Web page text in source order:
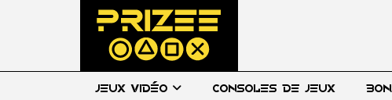
JEUX VIDÉO CONSOLES DE JEUX